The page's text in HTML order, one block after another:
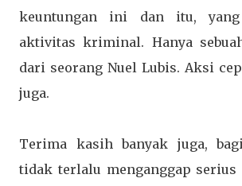
keuntungan ini dan itu,
aktivitas kriminal. Hanya
dari seorang Nuel Lubis. Aksi
juga.
Terima kasih banyak juga,
tidak terlalu menganggap